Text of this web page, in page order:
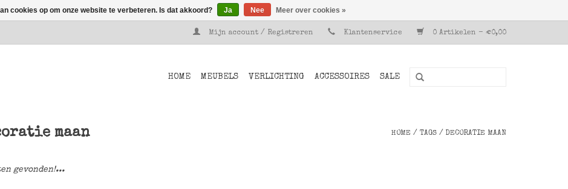
Mijn account / Registreren Klantenservice 0 Artikelen - €0,00
HOME MEUBELS VERLICHTING ACCESSOIRES SALE
maan HOME / TAGS / DECORATIE MAAN
gevonden!...
cookies op om onze website te verbeteren. Is dat akkoord? Ja Nee Meer over cookies »